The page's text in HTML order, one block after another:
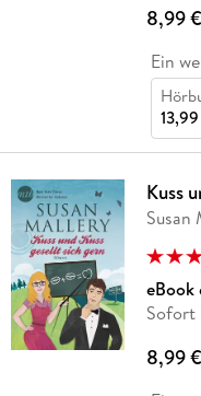
8,99 €
Ein
Kuss
Susan
eBook
Sofort
8,99 €